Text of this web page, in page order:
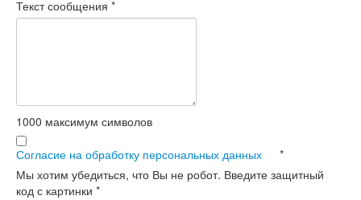
Текст сообщения *
1000 максимум символов
Согласие на обработку персональных данных
*
Мы хотим убедиться, что Вы не робот. Введите защитный
код с картинки *